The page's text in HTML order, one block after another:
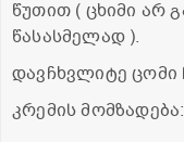
წუთით ( ცხიმი არ
წასასმელად ).
დავჩხვლიტე ცომი
კრემის მომზადება: